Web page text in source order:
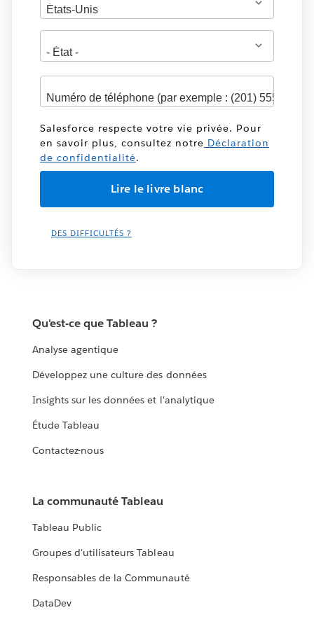
Salesforce respecte votre vie privée. Pour
en savoir plus, consultez notre Déclaration
de confidentialité.
DES DIFFICULTÉS ?
Qu'est-ce que Tableau ?
Analyse agentique
Développez une culture des données
Insights sur les données et l'analytique
Étude Tableau
Contactez-nous
La communauté Tableau
Tableau Public
Groupes d'utilisateurs Tableau
Responsables de la Communauté
DataDev